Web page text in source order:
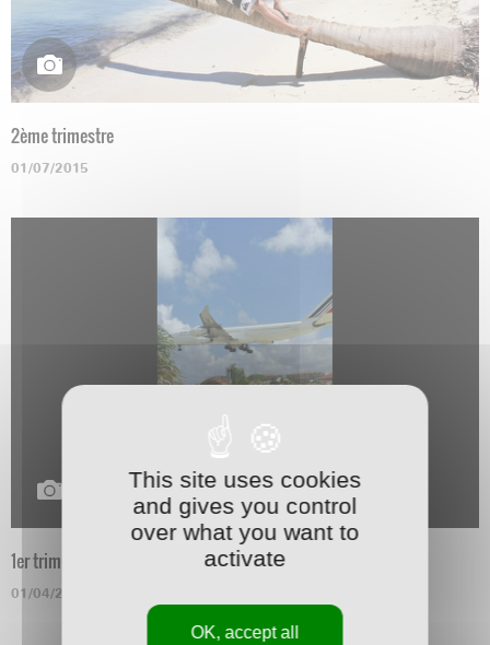
2ème trimestre
01/07/2015
1er trimestre
01/04/2015
This site uses cookies
and gives you control
over what you want to
activate
OK, accept all